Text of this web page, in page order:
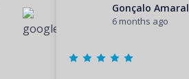
Gonçalo Amaral
6 months ago